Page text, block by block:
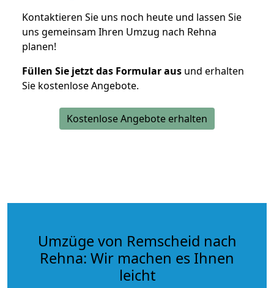
Kontaktieren Sie uns noch heute und lassen Sie
uns gemeinsam Ihren Umzug nach Rehna
planen!
Füllen Sie jetzt das Formular aus und erhalten
Sie kostenlose Angebote.
Kostenlose Angebote erhalten
Umzüge von Remscheid nach
Rehna: Wir machen es Ihnen
leicht